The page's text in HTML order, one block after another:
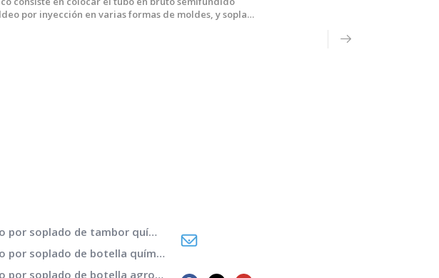
por inyección en varias formas de moldes, y soplar
Máquina de moldeo por soplado de tambor químico
Máquina de moldeo por soplado de botella química diaria
Máquina de moldeo por soplado de botella agroquímica